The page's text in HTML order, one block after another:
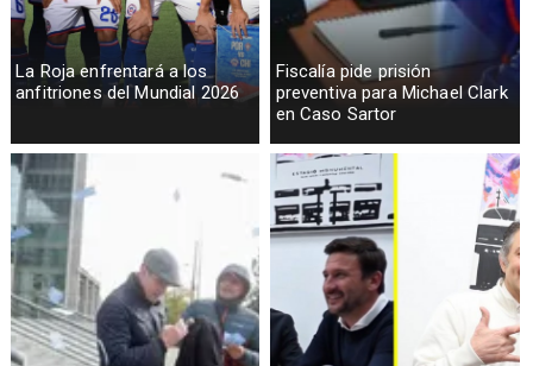
La Roja enfrentará a los
anfitriones del Mundial 2026
Fiscalía pide prisión
preventiva para Michael Clark
en Caso Sartor